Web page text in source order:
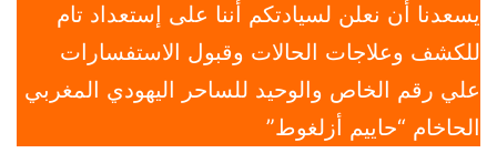
يسعدنا أن نعلن لسيادتكم أننا على إستعداد تام
للكشف وعلاجات الحالات وقبول الاستفسارات
علي رقم الخاص والوحيد للساحر اليهودي المغربي
الحاخام “حاييم أزلغوط”